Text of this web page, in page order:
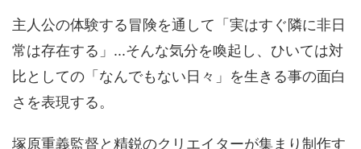
主人公の体験する冒険を通して「実はすぐ隣に非日
常は存在する」...そんな気分を喚起し、ひいては対
比としての「なんでもない日々」を生きる事の面白
さを表現する。
塚原重義監督と精鋭のクリエイターが集まり制作す